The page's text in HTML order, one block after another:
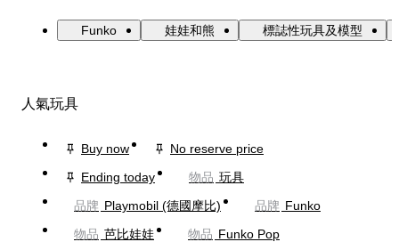
Funko 娃娃和熊 標誌性玩具及模型
人氣玩具
Buy now
No reserve price
Ending today
物品 玩具
品牌 Playmobil (德國摩比) 品牌 Funko
物品 芭比娃娃 物品 Funko Pop